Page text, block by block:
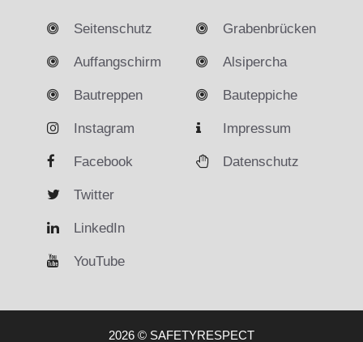
Seitenschutz
Auffangschirm
Bautreppen
Grabenbrücken
Alsipercha
Bauteppiche
Instagram
Facebook
Twitter
LinkedIn
YouTube
Impressum
Datenschutz
2026 © SAFETYRESPECT